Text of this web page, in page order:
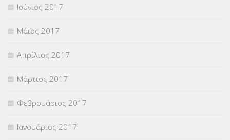
Ιούνιος 2017
Μάιος 2017
Απρίλιος 2017
Μάρτιος 2017
Φεβρουάριος 2017
Ιανουάριος 2017